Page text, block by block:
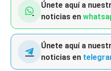
Únete aquí a
noticias en
Únete aquí a
noticias en